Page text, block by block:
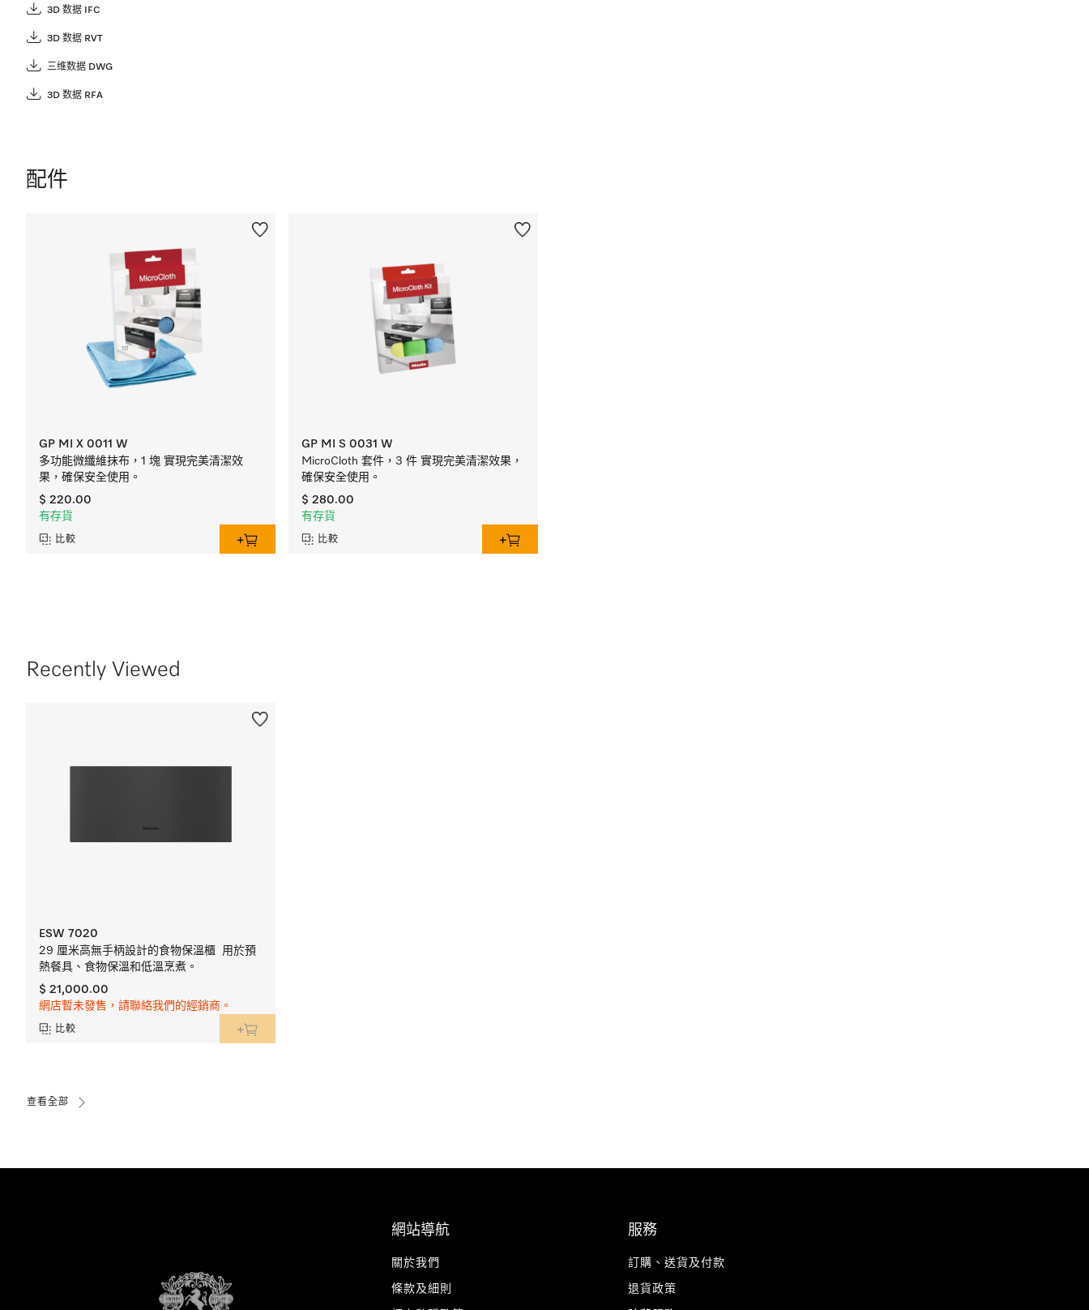
3D 数据 IFC
3D 数据 RVT
三维数据 DWG
3D 数据 RFA
配件
GP MI X 0011 W
多功能微纖維抹布，1 塊 實現完美清潔效
果，確保安全使用。
$ 220.00
有存貨
比較
GP MI S 0031 W
MicroCloth 套件，3 件 實現完美清潔效果，
確保安全使用。
$ 280.00
有存貨
比較
Recently Viewed
ESW 7020
29 厘米高無手柄設計的食物保溫櫃 用於預
熱餐具、食物保溫和低溫烹煮。
$ 21,000.00
網店暫未發售，請聯絡我們的經銷商。
比較
查看全部
網站導航
關於我們
條款及細則
服務
訂購、送貨及付款
退貨政策